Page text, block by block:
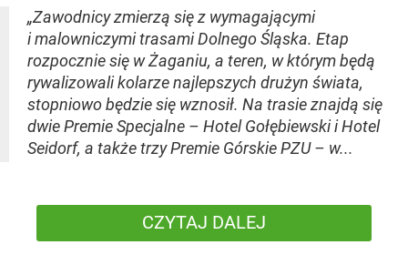
„Zawodnicy zmierzą się z wymagającymi
i malowniczymi trasami Dolnego Śląska. Etap
rozpocznie się w Żaganiu, a teren, w którym będą
rywalizowali kolarze najlepszych drużyn świata,
stopniowo będzie się wznosił. Na trasie znajdą się
dwie Premie Specjalne – Hotel Gołębiewski i Hotel
Seidorf, a także trzy Premie Górskie PZU – w...
CZYTAJ DALEJ